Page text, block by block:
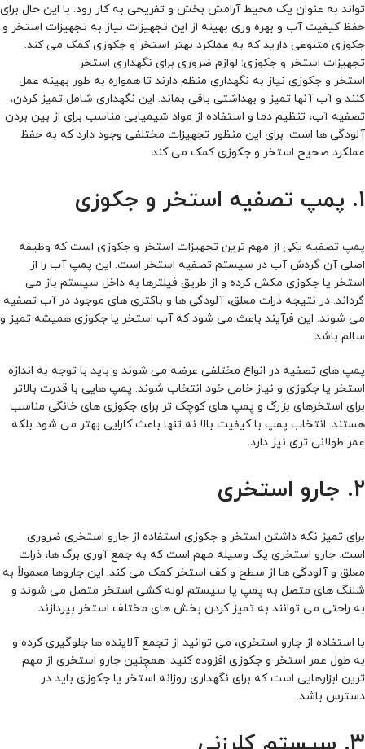
تواند به‌ عنوان یک محیط آرامش‌ بخش و تفریحی به کار رود. با این حال برای
حفظ کیفیت آب و بهره‌ وری بهینه از این تجهیزات نیاز به تجهیزات استخر و
جکوزی متنوعی دارید که به عملکرد بهتر استخر و جکوزی کمک می‌ کند.
تجهیزات استخر و جکوزی: لوازم ضروری برای نگهداری استخر
استخر و جکوزی نیاز به نگهداری منظم دارند تا همواره به‌ طور بهینه عمل
کنند و آب آنها تمیز و بهداشتی باقی بماند. این نگهداری شامل تمیز کردن،
تصفیه آب، تنظیم دما و استفاده از مواد شیمیایی مناسب برای از بین بردن
آلودگی‌ ها است. برای این منظور تجهیزات مختلفی وجود دارد که به حفظ
عملکرد صحیح استخر و جکوزی کمک می‌ کند
1. پمپ تصفیه استخر و جکوزی
پمپ تصفیه یکی از مهم‌ ترین تجهیزات استخر و جکوزی است که وظیفه
اصلی آن گردش آب در سیستم تصفیه استخر است. این پمپ آب را از
استخر یا جکوزی مکش کرده و از طریق فیلترها به داخل سیستم باز می‌
گرداند. در نتیجه ذرات معلق، آلودگی‌ ها و باکتری‌ های موجود در آب تصفیه
می‌ شوند. این فرآیند باعث می‌ شود که آب استخر یا جکوزی همیشه تمیز و
سالم باشد.
پمپ‌ های تصفیه در انواع مختلفی عرضه می‌ شوند و باید با توجه به اندازه
استخر یا جکوزی و نیاز خاص خود انتخاب شوند. پمپ‌ هایی با قدرت بالاتر
برای استخرهای بزرگ و پمپ‌ های کوچک‌ تر برای جکوزی‌ های خانگی مناسب
هستند. انتخاب پمپ با کیفیت بالا نه تنها باعث کارایی بهتر می‌ شود بلکه
عمر طولانی‌ تری نیز دارد.
2. جارو استخری
برای تمیز نگه داشتن استخر و جکوزی استفاده از جارو استخری ضروری
است. جارو استخری یک وسیله مهم است که به جمع‌ آوری برگ‌ ها، ذرات
معلق و آلودگی‌ ها از سطح و کف استخر کمک می‌ کند. این جاروها معمولاً به
شلنگ‌ های متصل به پمپ یا سیستم لوله‌ کشی استخر متصل می‌ شوند و
به‌ راحتی می‌ توانند به تمیز کردن بخش‌ های مختلف استخر بپردازند.
با استفاده از جارو استخری، می‌ توانید از تجمع آلاینده‌ ها جلوگیری کرده و
به طول عمر استخر و جکوزی افزوده کنید. همچنین جارو استخری از مهم‌
ترین ابزارهایی است که برای نگهداری روزانه استخر یا جکوزی باید در
دسترس باشد.